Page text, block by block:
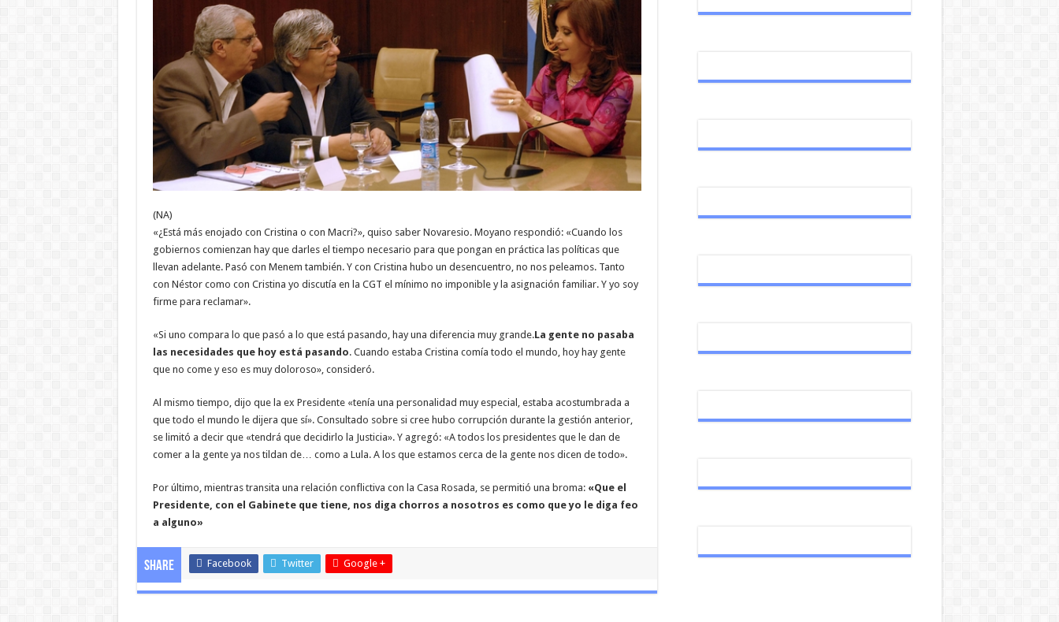
(NA)
«¿Está más enojado con Cristina o con Macri?», quiso saber Novaresio. Moyano respondió: «Cuando los
gobiernos comienzan hay que darles el tiempo necesario para que pongan en práctica las políticas que
llevan adelante. Pasó con Menem también. Y con Cristina hubo un desencuentro, no nos peleamos. Tanto
con Néstor como con Cristina yo discutía en la CGT el mínimo no imponible y la asignación familiar. Y yo soy
firme para reclamar».
«Si uno compara lo que pasó a lo que está pasando, hay una diferencia muy grande.La gente no pasaba
las necesidades que hoy está pasando. Cuando estaba Cristina comía todo el mundo, hoy hay gente
que no come y eso es muy doloroso», consideró.
Al mismo tiempo, dijo que la ex Presidente «tenía una personalidad muy especial, estaba acostumbrada a
que todo el mundo le dijera que sí». Consultado sobre si cree hubo corrupción durante la gestión anterior,
se limitó a decir que «tendrá que decidirlo la Justicia». Y agregó: «A todos los presidentes que le dan de
comer a la gente ya nos tildan de… como a Lula. A los que estamos cerca de la gente nos dicen de todo».
Por último, mientras transita una relación conflictiva con la Casa Rosada, se permitió una broma: «Que el
Presidente, con el Gabinete que tiene, nos diga chorros a nosotros es como que yo le diga feo
a alguno»
Share Facebook Twitter Google +